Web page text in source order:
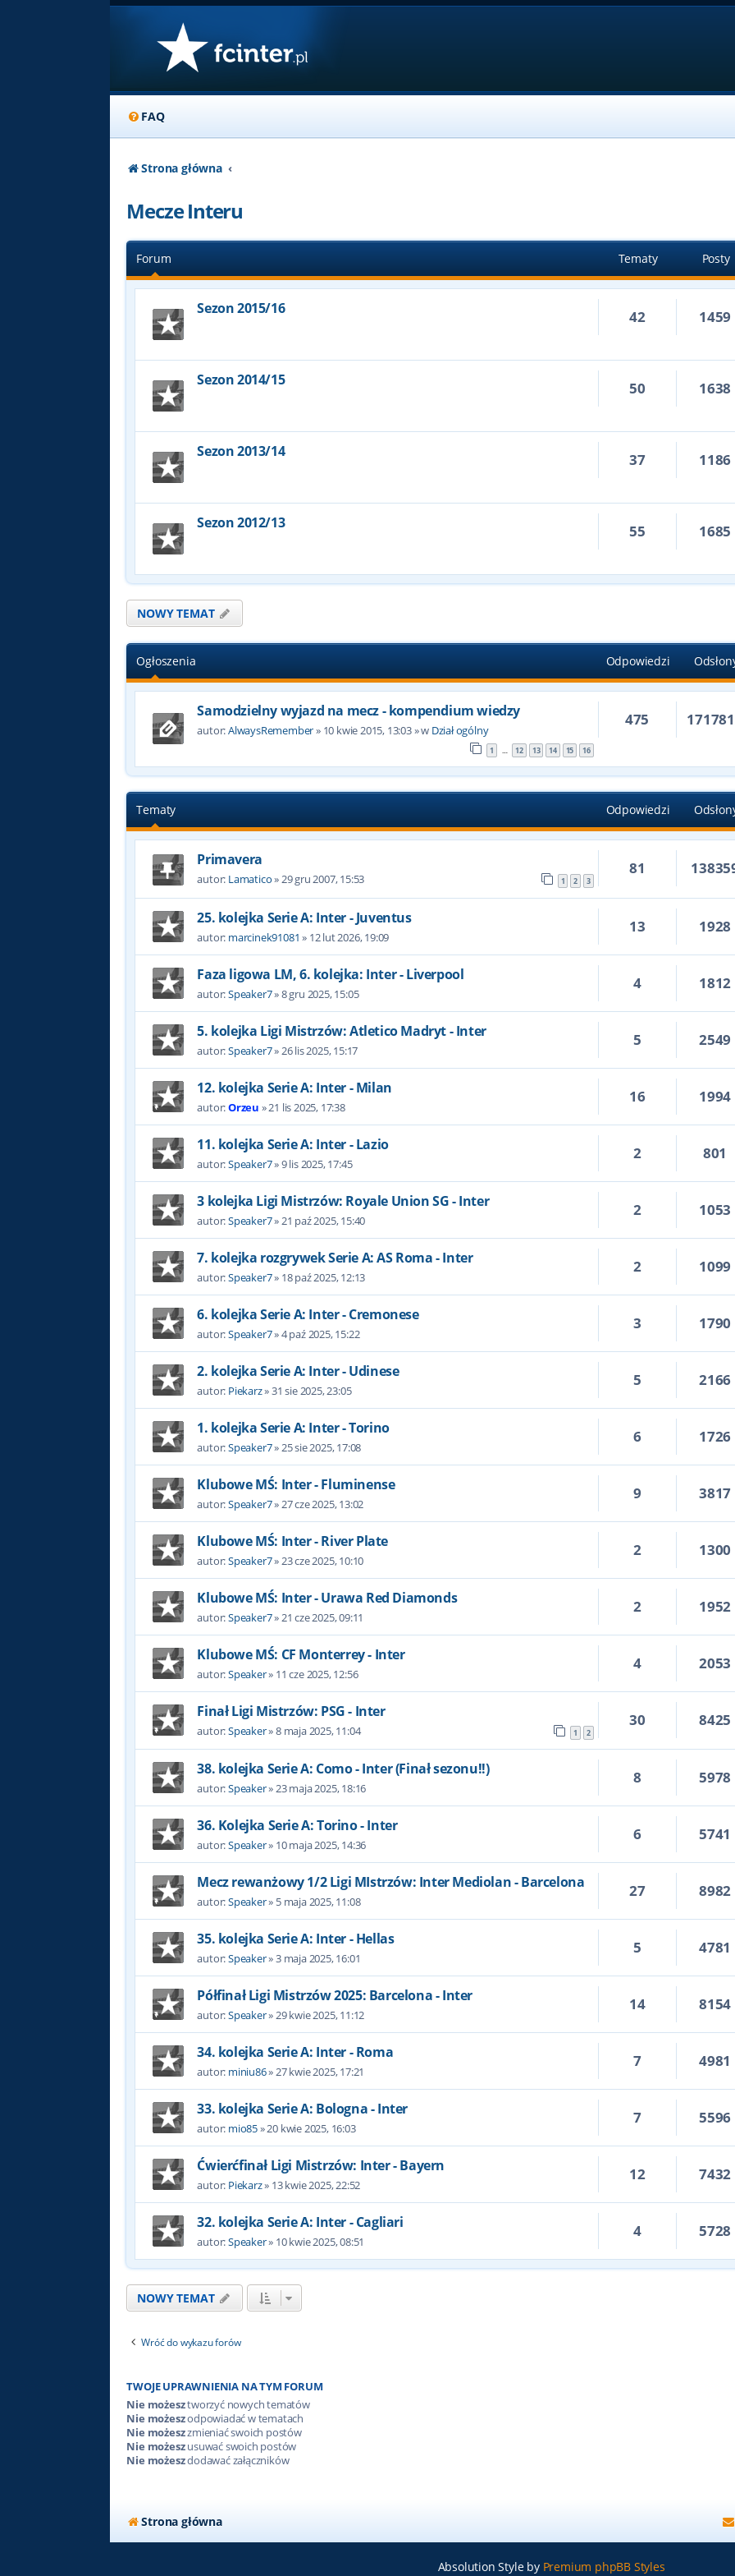
FAQ
Strona główna
Mecze Interu
Forum Tematy Posty
Sezon 2015/16 42 1459
Sezon 2014/15 50 1638
Sezon 2013/14 37 1186
Sezon 2012/13 55 1685
NOWY TEMAT
Ogłoszenia Odpowiedzi
Samodzielny wyjazd na mecz - kompendium wiedzy
autor:AlwaysRemember» 10 kwie 2015, 13:03» w Dział ogólny
1 … 12 13 14 15 16
475
Tematy Odpowiedzi
Primavera
autor: Lamatico»29 gru 2007, 15:53 1 2 3
81
25. kolejka Serie A: Inter - Juventus
autor: marcinek91081 » 12 lut 2026, 19:09
13 1928
Faza ligowa LM, 6. kolejka: Inter - Liverpool
autor:Speaker7»8 gru 2025, 15:05
4 1812
5. kolejka Ligi Mistrzów: Atletico Madryt - Inter
autor:Speaker7»26 lis 2025, 15:17
5 2549
12. kolejka Serie A: Inter - Milan
autor:Orzeu »21 lis 2025, 17:38
16 1994
11. kolejka Serie A: Inter - Lazio
autor:Speaker7»9 lis 2025, 17:45
2 801
3 kolejka Ligi Mistrzów: Royale Union SG - Inter
autor:Speaker7»21 paź 2025, 15:40
2 1053
7. kolejka rozgrywek Serie A: AS Roma - Inter
autor:Speaker7» 18 paź 2025, 12:13
2 1099
6. kolejka Serie A: Inter - Cremonese
autor:Speaker7»4 paź 2025, 15:22
3 1790
2. kolejka Serie A: Inter - Udinese
autor: Piekarz»31 sie 2025, 23:05
5 2166
1. kolejka Serie A: Inter - Torino
autor:Speaker7»25 sie 2025, 17:08
6 1726
Klubowe MŚ: Inter - Fluminense
autor:Speaker7»27 cze 2025, 13:02
9 3817
Klubowe MŚ: Inter - River Plate
autor:Speaker7»23 cze 2025, 10:10
2 1300
Klubowe MŚ: Inter - Urawa Red Diamonds
autor:Speaker7»21 cze 2025, 09:11
2 1952
Klubowe MŚ: CF Monterrey - Inter
autor:Speaker» 11 cze 2025, 12:56
4 2053
Finał Ligi Mistrzów: PSG - Inter
autor:Speaker»8 maja 2025, 11:04 1 2
30 8425
38. kolejka Serie A: Como - Inter (Finał sezonu!!)
autor:Speaker»23 maja 2025, 18:16
8 5978
36. Kolejka Serie A: Torino - Inter
autor:Speaker» 10 maja 2025, 14:36
6 5741
Mecz rewanżowy 1/2 Ligi MIstrzów: Inter Mediolan - Barcelona
autor:Speaker» 5 maja 2025, 11:08
27 8982
35. kolejka Serie A: Inter - Hellas
autor:Speaker»3 maja 2025, 16:01
5 4781
Półfinał Ligi Mistrzów 2025: Barcelona - Inter
autor:Speaker»29 kwie 2025, 11:12
14 8154
34. kolejka Serie A: Inter - Roma
autor: miniu86»27 kwie 2025, 17:21
7 4981
33. kolejka Serie A: Bologna - Inter
autor: mio85»20 kwie 2025, 16:03
7 5596
Ćwierćfinał Ligi Mistrzów: Inter - Bayern
autor: Piekarz» 13 kwie 2025, 22:52
12 7432
32. kolejka Serie A: Inter - Cagliari
autor:Speaker» 10 kwie 2025, 08:51
4 5728
NOWY TEMAT
Wróć do wykazu forów
TWOJE UPRAWNIENIA NA TYM FORUM
Nie możesztworzyć nowych tematów
Nie możeszodpowiadać w tematach
Nie możeszzmieniać swoich postów
Nie możeszusuwać swoich postów
Nie możeszdodawać załączników
Strona główna
Absolution Style by Premium phpBB Styles